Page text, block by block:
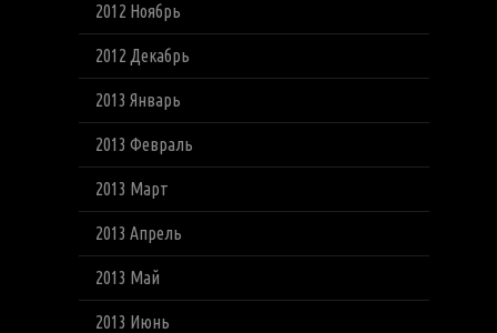
2012 Ноябрь
2012 Декабрь
2013 Январь
2013 Февраль
2013 Март
2013 Апрель
2013 Май
2013 Июнь